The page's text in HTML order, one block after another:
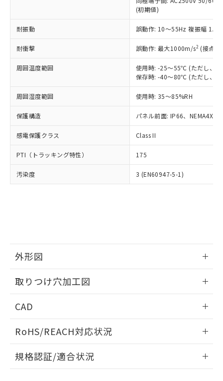
(初期値)
耐振動 誤動作: 10～55Hz 複振幅
耐衝撃 誤動作: 最大1000m/s2 (接点
周囲温度範囲
使用時: -25～55℃ (ただし、氷
保存時: -40～80℃ (ただし、氷
周囲湿度範囲 使用時: 35～85%RH
保護構造 パネル前面: IP66、NEMA4X,
感電保護クラス Class II
PTI（トラッキング特性） 175
汚染度 3 (EN60947-5-1)
外形図
取りつけ穴加工図
CAD
ドすることができます。
ログイン/会員登録
RoHS/REACH対応状況
EU RoHS 注意事項・凡例
規格認証/適合状況
正式な納期状況および標準価格はお客
様のお取引先、またはお客様担当のオ
ムロン制御機器販売店・当社販売員に
オムロン制御機器販売店や当社販売拠
販売ネットワーク
」をご確認
事前の承諾なく第三者に漏洩または開
示しないようお願いします。
マイパーツ機能（部品リスト作成サー
ビス）をご利用いただくには、I-Web
メンバーズにご登録されている必要が
あります。
お客様が当ウェブサイト上で当社にご
登録された部品リストについて、当社
および当社の共同利用者が、当社の製
(PBDE) 1000ppm以下、フタル酸ビス(2-エチルヘキシ
ル) (DEHP)(別名：DOP) 1000ppm以下、フタル酸ブチ
（DBP） 1000ppm以下、フタル酸ジイソブチル
但し、RoHS指令で産業用監視および制御機器に対する
フタル酸エステル類の４物質については閾値を超える意
図的な使用がないことを確認しています。
※2 対応予定月
部品在庫の切り替え状況などにより、予定
月が前後することがあります。
※3 非含有証明書ダウンロード
※本証明書は発行日時点で非含有を証明す
るもので、過去に遡って非含有を証明する
また、RoHS指令のフタル酸エステル類４
物質の対応では、対応完了までの期間は出
荷製品に未対応品が混在することから備考
既に当社にて対応品への在庫切替を完了
していることから、特段のことがない限
り、2022年1月12日より割愛しておりま
ニル類) : 1000ppm、 PBDEs(ポリ臭化ジフェニルエーテ
イソブチル) : 1000ppm、 BBP(フタル酸ブチルベンジ
DEHP(フタル酸ビス(2-エチルヘキシル)) : 1000ppm
「ｅ」：有害物質（10物質）のすべてが基
準値以下であることを示します。
「10」：通常の使用状況下において有害物
質が外部に漏えいし、環境に深刻な影響を
及ぼさない年数を意味します。
い合わせください。
当社は規制貨物を破棄する場合は、完
全に破砕するなど、違法に輸出されな
いよう必要な手段を講じます。
当社は貴社製品を、核兵器、ミサイ
ル、化学兵器、生物兵器またはその他
武器並びにこれらの製造装置等に一切
当社は、貴社製品を第三者に販売する
場合は、上記1、2および3の内容を当
該第三者に通知します。また当社は、
販売先および販売に係わる関係者が違
り引きをいたしません。
一定数以上の在庫あり
一定数には満たないが在庫あり
在庫なし(最新の在庫状況につ
いては、お客様のお取引先、ま
たはお客様担当のオムロン制御
機器販売店・当社販売員にご確
白
受注生産機種、また在庫状況の
情報を公開していない機種